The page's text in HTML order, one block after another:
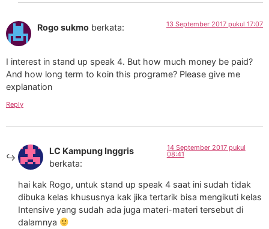
Rogo sukmo berkata: 13 September 2017 pukul 17:07
I interest in stand up speak 4. But how much money be paid?
And how long term to koin this programe? Please give me
explanation
Reply
LC Kampung Inggris
berkata:
14 September 2017 pukul
08:41
hai kak Rogo, untuk stand up speak 4 saat ini sudah tidak
dibuka kelas khususnya kak jika tertarik bisa mengikuti kelas
Intensive yang sudah ada juga materi-materi tersebut di
dalamnya